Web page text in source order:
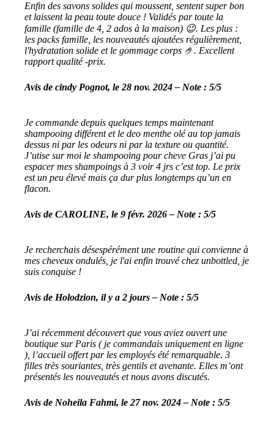
Enfin des savons solides qui moussent, sentent super bon
et laissent la peau toute douce ! Validés par toute la
famille (famille de 4, 2 ados à la maison) 😉. Les plus :
les packs famille, les nouveautés ajoutées régulièrement,
l'hydratation solide et le gommage corps 🤌. Excellent
rapport qualité -prix.
Avis de cindy Pognot, le 28 nov. 2024 – Note : 5/5
Je commande depuis quelques temps maintenant
shampooing différent et le deo menthe olé au top jamais
dessus ni par les odeurs ni par la texture ou quantité.
J’utise sur moi le shampooing pour cheve Gras j’ai pu
espacer mes shampoings à 3 voir 4 jrs c’est top. Le prix
est un peu élevé mais ça dur plus longtemps qu’un en
flacon.
Avis de CAROLINE, le 9 févr. 2026 – Note : 5/5
Je recherchais désespérément une routine qui convienne à
mes cheveux ondulés, je l'ai enfin trouvé chez unbottled, je
suis conquise !
Avis de Holodzion, il y a 2 jours – Note : 5/5
J’ai récemment découvert que vous aviez ouvert une
boutique sur Paris ( je commandais uniquement en ligne
), l’accueil offert par les employés été remarquable. 3
filles très souriantes, très gentils et avenante. Elles m’ont
présentés les nouveautés et nous avons discutés.
Avis de Noheila Fahmi, le 27 nov. 2024 – Note : 5/5